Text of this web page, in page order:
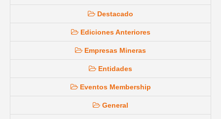
Destacado
Ediciones Anteriores
Empresas Mineras
Entidades
Eventos Membership
General